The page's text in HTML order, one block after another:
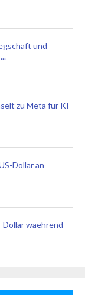
und
zu Meta für KI-
Dollar an
waehrend